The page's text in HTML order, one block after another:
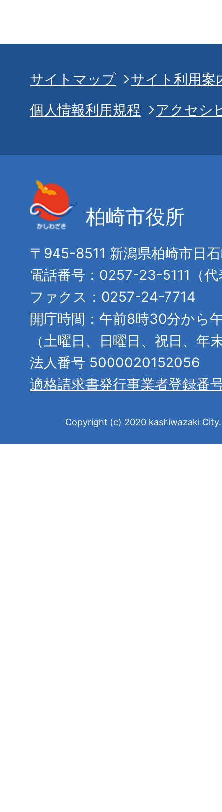
サイトマップ
サイト利用案
個人情報利用規程
アクセシ
柏崎市役所
〒945-8511 新潟県柏崎市日
電話番号：0257-23-5111（代
ファクス：0257-24-7714
開庁時間：午前8時30分から
（土曜日、日曜日、祝日、年
法人番号 5000020152056
適格請求書発行事業者登録番
Copyright (c) 2020 kashiwazaki